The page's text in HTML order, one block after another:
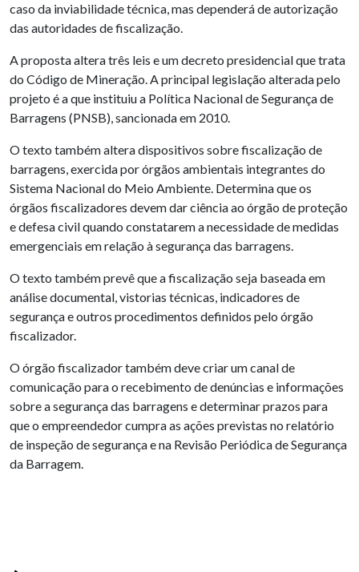
caso da inviabilidade técnica, mas dependerá de autorização
das autoridades de fiscalização.
A proposta altera três leis e um decreto presidencial que trata
do Código de Mineração. A principal legislação alterada pelo
projeto é a que instituiu a Política Nacional de Segurança de
Barragens (PNSB), sancionada em 2010.
O texto também altera dispositivos sobre fiscalização de
barragens, exercida por órgãos ambientais integrantes do
Sistema Nacional do Meio Ambiente. Determina que os
órgãos fiscalizadores devem dar ciência ao órgão de proteção
e defesa civil quando constatarem a necessidade de medidas
emergenciais em relação à segurança das barragens.
O texto também prevê que a fiscalização seja baseada em
análise documental, vistorias técnicas, indicadores de
segurança e outros procedimentos definidos pelo órgão
fiscalizador.
O órgão fiscalizador também deve criar um canal de
comunicação para o recebimento de denúncias e informações
sobre a segurança das barragens e determinar prazos para
que o empreendedor cumpra as ações previstas no relatório
de inspeção de segurança e na Revisão Periódica de Segurança
da Barragem.